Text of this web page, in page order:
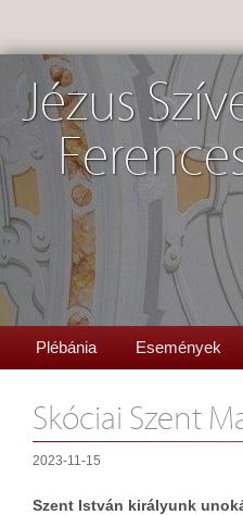
Jézus
Plébánia Események
Skóciai Szent
2023-11-15
Szent István királyunk